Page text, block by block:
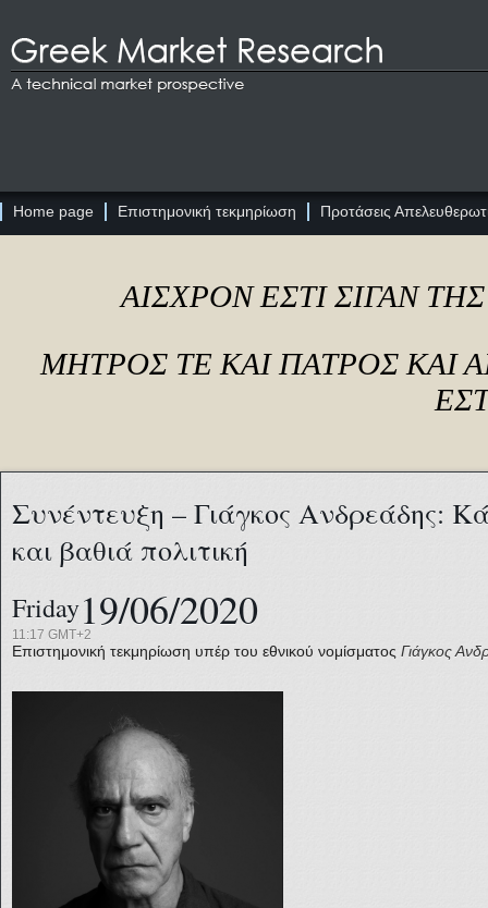
Home page Επιστημονική τεκμηρίωση Προτάσεις
ΑΙΣΧΡΟΝ ΕΣΤΙ ΣΙΓΑΝ
ΜΗΤΡΟΣ ΤΕ ΚΑΙ ΠΑΤΡΟΣ ΚΑΙ
Συνέντευξη – Γιάγκος Ανδρεάδης:
και βαθιά πολιτική
Friday19/06/2020
11:17 GMT+2
Επιστημονική τεκμηρίωση υπέρ του εθνικού νομίσματος Γιάγκος